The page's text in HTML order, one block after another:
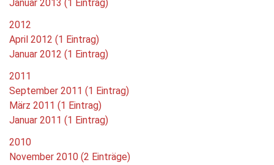
Januar 2013 (1 Eintrag)
2012
April 2012 (1 Eintrag)
Januar 2012 (1 Eintrag)
2011
September 2011 (1 Eintrag)
März 2011 (1 Eintrag)
Januar 2011 (1 Eintrag)
2010
November 2010 (2 Einträge)